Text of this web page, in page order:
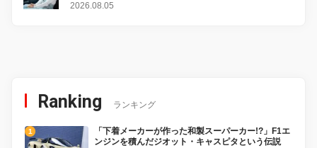
2026.08.05
Ranking ランキング
「下着メーカーが作った和製スーパーカー!?」F1エ
ンジンを積んだジオット・キャスピタという伝説